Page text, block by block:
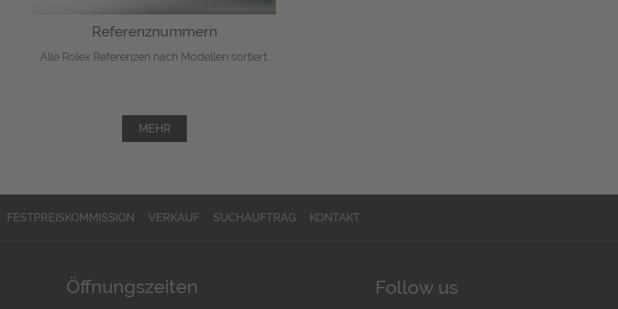
Referenznummern
Alle Rolex Referenzen nach Modellen sortiert.
MEHR
FESTPREISKOMMISSION VERKAUF SUCHAUFTRAG KONTAKT
Öffnungszeiten Follow us